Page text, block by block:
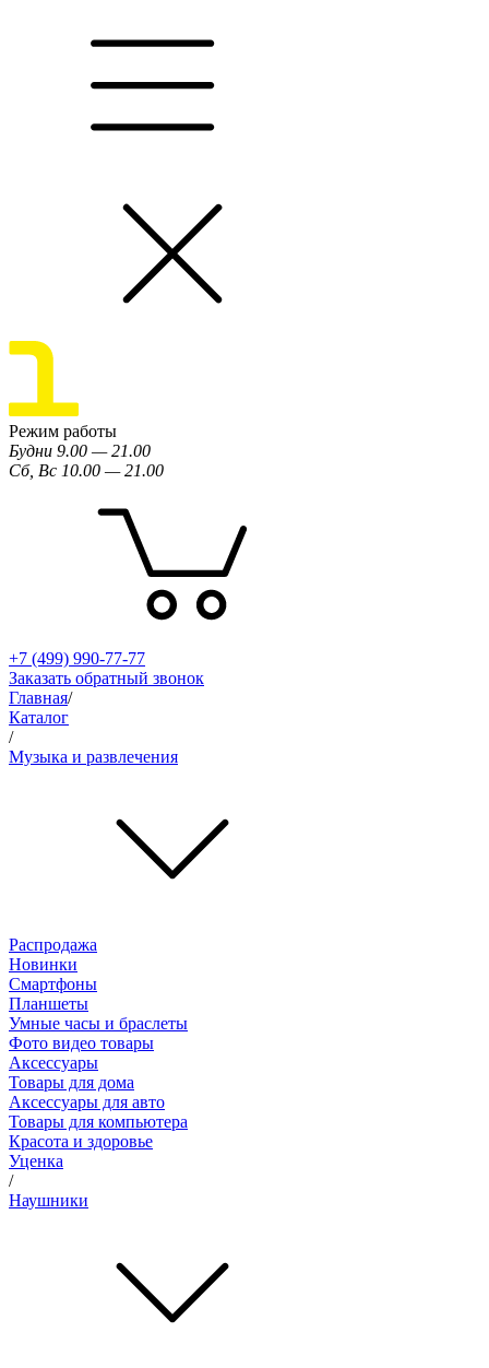
Режим работы
Будни 9.00 — 21.00
Сб, Вс 10.00 — 21.00
+7 (499) 990-77-77
Заказать обратный звонок
Главная/
Каталог
/
Музыка и развлечения
Распродажа
Новинки
Смартфоны
Планшеты
Умные часы и браслеты
Фото видео товары
Аксессуары
Товары для дома
Аксессуары для авто
Товары для компьютера
Красота и здоровье
Уценка
/
Наушники